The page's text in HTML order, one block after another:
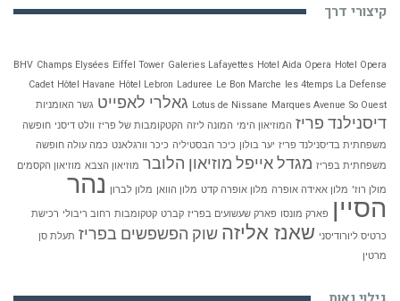
קיצורי דרך
BHV Champs Elysées Eiffel Tower Galeries Lafayettes Hotel Aida Opera Hotel Opera
Cadet Hôtel Havane Hôtel Lebron Laduree Le Bon Marche les 4temps La Defense
Lotus de Nissane Marques Avenue So Ouest גאלרי לאפייט גשר האומניות
דיסנילנד פריז המוזיאון הימי המונה ליזה הקטקומבות של פריז וולט דיסני חופשה
משפחתית בדיסנילנד פריז יער בולון כיכר הבסטיליה כיכר וורגלאנט כמה עולה חופשה
משפחתית בפריז מגדל אייפל מוזיאון הלובר מוזיאון הצבא מוזיאון הקסמים
מולן רוז' מלון אאידה אופרה מלון אופרה קדט מלון הוואן מלון לברון נהר
הסיין פארק מונסו פארק שעשועים בפריז קברט קטקומבות רחוב ריבולי רכישת
כרטיס ליורודיסני שאנז אליזה שוק הפשפשים בפריז תעלת סן
מרטין